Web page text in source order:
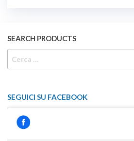
SEARCH PRODUCTS
SEGUICI SU FACEBOOK